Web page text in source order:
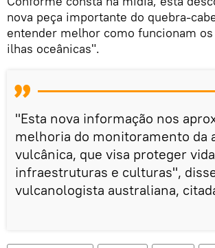
nova peça importante do quebra-
entender melhor como funcionam
ilhas oceânicas".
"Esta nova informação nos
melhoria do monitoramento da
vulcânica, que visa proteger
infraestruturas e culturas",
vulcanologista australiana,